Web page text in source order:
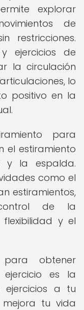
explorar
de
restricciones.
ejercicios de
la circulación
lo
positivo en la
para
el estiramiento
y la espalda.
como el
estiramientos,
de la
y el
obtener
ejercicio es la
ejercicios a tu
tu vida